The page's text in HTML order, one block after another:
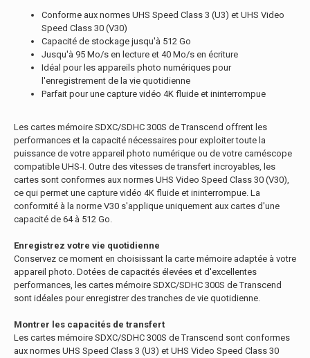
Conforme aux normes UHS Speed Class 3 (U3) et UHS Video
Speed Class 30 (V30)
Capacité de stockage jusqu'à 512 Go
Jusqu'à 95 Mo/s en lecture et 40 Mo/s en écriture
Idéal pour les appareils photo numériques pour
l'enregistrement de la vie quotidienne
Parfait pour une capture vidéo 4K fluide et ininterrompue
Les cartes mémoire SDXC/SDHC 300S de Transcend offrent les
performances et la capacité nécessaires pour exploiter toute la
puissance de votre appareil photo numérique ou de votre caméscope
compatible UHS-I. Outre des vitesses de transfert incroyables, les
cartes sont conformes aux normes UHS Video Speed Class 30 (V30),
ce qui permet une capture vidéo 4K fluide et ininterrompue. La
conformité à la norme V30 s'applique uniquement aux cartes d'une
capacité de 64 à 512 Go.
Enregistrez votre vie quotidienne
Conservez ce moment en choisissant la carte mémoire adaptée à votre
appareil photo. Dotées de capacités élevées et d'excellentes
performances, les cartes mémoire SDXC/SDHC 300S de Transcend
sont idéales pour enregistrer des tranches de vie quotidienne.
Montrer les capacités de transfert
Les cartes mémoire SDXC/SDHC 300S de Transcend sont conformes
aux normes UHS Speed Class 3 (U3) et UHS Video Speed Class 30